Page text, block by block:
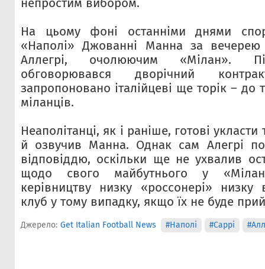
непростим вибором.
На цьому фоні останніми днями
«Наполі» Джованні Манна за вечерею
Аллегрі, очолюючим «Мілан».
обговорювався дворічний
запропоновано італійцеві ще торік – до
міланців.
Неаполітанці, як і раніше, готові
й озвучив Манна. Однак сам Алегрі
відповіддю, оскільки ще не ухвалив
щодо свого майбутнього у
керівництву низку «россонері»
клуб у тому випадку, якщо їх не буде
Джерело: Get Italian Football News #Наполі #Саррі